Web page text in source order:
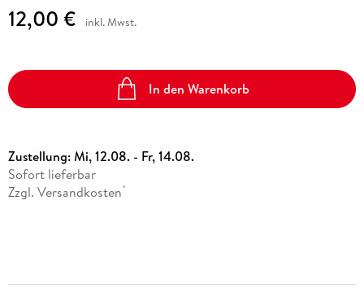
12,00 € inkl. Mwst.
In den Warenkorb
Zustellung:Mi, 12.08. - Fr, 14.08.
Sofort lieferbar
Zzgl. Versandkosten *